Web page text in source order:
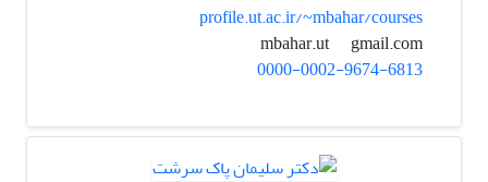
profile.ut.ac.ir/~mbahar/courses
gmail.com
0000-0002-9674-6813